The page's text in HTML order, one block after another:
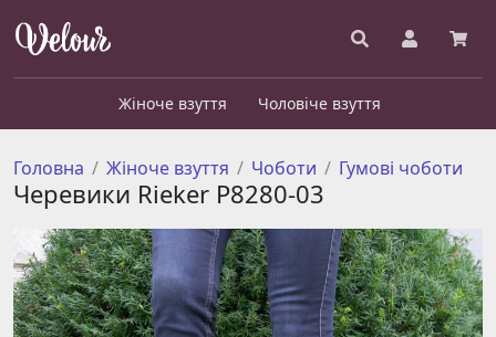
Жіноче взуття Чоловіче взуття
Головна Жіноче взуття Чоботи Гумові чоботи
Черевики Rieker Р8280-03